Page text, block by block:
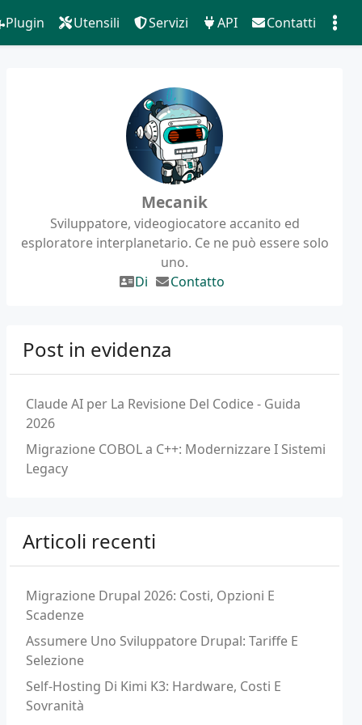
Plugin Utensili Servizi API Contatti
Mecanik
Sviluppatore, videogiocatore accanito ed
esploratore interplanetario. Ce ne può essere solo
uno.
Di
Contatto
Post in evidenza
Claude AI per La Revisione Del Codice - Guida
2026
Migrazione COBOL a C++: Modernizzare I Sistemi
Legacy
Articoli recenti
Migrazione Drupal 2026: Costi, Opzioni E
Scadenze
Assumere Uno Sviluppatore Drupal: Tariffe E
Selezione
Self-Hosting Di Kimi K3: Hardware, Costi E
Sovranità